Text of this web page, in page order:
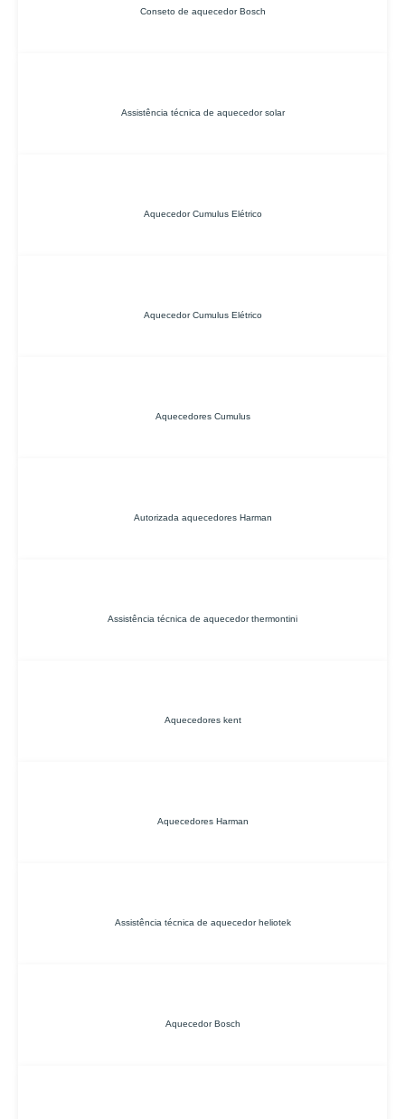
Conseto de aquecedor Bosch
Assistência técnica de aquecedor solar
Aquecedor Cumulus Elétrico
Aquecedor Cumulus Elétrico
Aquecedores Cumulus
Autorizada aquecedores Harman
Assistência técnica de aquecedor thermontini
Aquecedores kent
Aquecedores Harman
Assistência técnica de aquecedor heliotek
Aquecedor Bosch